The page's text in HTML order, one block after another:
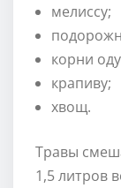
мелиссу;
корни
крапиву;
хвощ.
Травы
1,5 литров